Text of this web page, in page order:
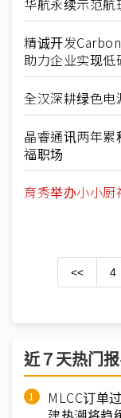
华航永续示范
精诚开发
助力企业实现低
全汉深耕绿色
晶睿通讯两年
福职场
育秀举办小小
<< 4
近７天热门
MLCC订单